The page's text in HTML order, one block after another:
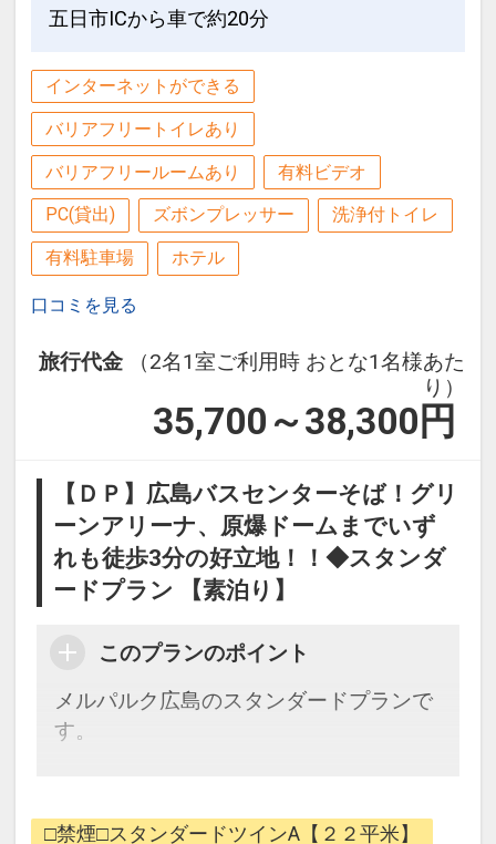
五日市ICから車で約20分
インターネットができる
バリアフリートイレあり
バリアフリールームあり 有料ビデオ
PC(貸出) ズボンプレッサー 洗浄付トイレ
有料駐車場 ホテル
口コミを見る
旅行代金
（2名1室ご利用時 おとな1名様あた
り）
35,700～38,300 円
【ＤＰ】広島バスセンターそば！グリ
ーンアリーナ、原爆ドームまでいず
れも徒歩3分の好立地！！◆スタンダ
ードプラン 【素泊り】
このプランのポイント
メルパルク広島のスタンダードプランで
す。
うに、清潔なお部屋を提供いたします。
□禁煙□スタンダードツインA【２２平米】